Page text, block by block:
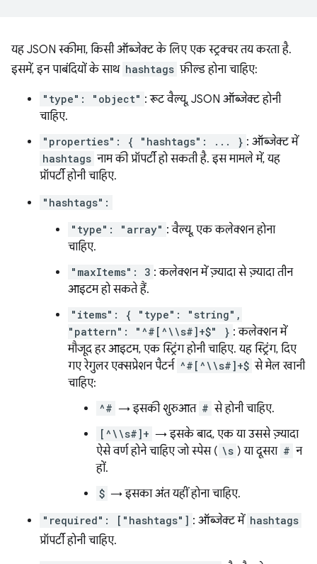
यह JSON स्कीमा, किसी ऑब्जेक्ट के लिए एक स्ट्रक्चर तय करता है.
इसमें, इन पाबंदियों के साथ hashtags फ़ील्ड होना चाहिए:
"type": "object" : रूट वैल्यू, JSON ऑब्जेक्ट होनी
चाहिए.
"properties": { "hashtags": ... } : ऑब्जेक्ट में
hashtags नाम की प्रॉपर्टी हो सकती है. इस मामले में, यह
प्रॉपर्टी होनी चाहिए.
"hashtags":
"type": "array" : वैल्यू, एक कलेक्शन होना
चाहिए.
"maxItems": 3 : कलेक्शन में ज़्यादा से ज़्यादा तीन
आइटम हो सकते हैं.
"items": { "type": "string",
"pattern": "^#[^\\s#]+$" } : कलेक्शन में
मौजूद हर आइटम, एक स्ट्रिंग होनी चाहिए. यह स्ट्रिंग, दिए
गए रेगुलर एक्सप्रेशन पैटर्न ^#[^\\s#]+$ से मेल खानी
चाहिए:
^# → इसकी शुरुआत # से होनी चाहिए.
[^\\s#]+ → इसके बाद, एक या उससे ज़्यादा
ऐसे वर्ण होने चाहिए जो स्पेस ( \s ) या दूसरा # न
हों.
$ → इसका अंत यहीं होना चाहिए.
"required": ["hashtags"] : ऑब्जेक्ट में hashtags
प्रॉपर्टी होनी चाहिए.